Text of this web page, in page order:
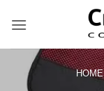
HOME